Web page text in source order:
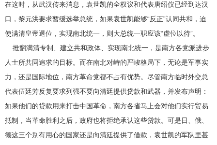
在这时，从武汉传来消息，袁世凯的全权议和代表唐绍仪已经到达汉
口，黎元洪要求暂缓选举总统，如果袁世凯能够“反正”认同共和，迫
使满清皇帝退位，实现南北统一，则大总统一职应该“虚位以待”。
推翻满清专制、建立共和政体、实现南北统一，是南方各党派进步
人士所共同追求的目标。而在南北对峙的严峻格局下，无论是军事实
力，还是国际地位，南方革命党都不占有优势。尽管南方临时外交总
代表伍廷芳反复要求列强不要向清廷提供贷款和武器，并发布声明：
如果他们的贷款用来打击中国革命，南方各省马上会对他们实行贸易
抵制，当革命胜利之后，政府也将拒绝承认这些贷款。可是日、俄、
德这三个别有用心的国家还是向清廷提供了借款，袁世凯的军队里甚